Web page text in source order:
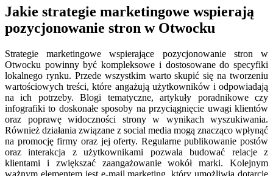
Jakie strategie marketingowe wspierają
pozycjonowanie stron w Otwocku
Strategie marketingowe wspierające pozycjonowanie stron w
Otwocku powinny być kompleksowe i dostosowane do specyfiki
lokalnego rynku. Przede wszystkim warto skupić się na tworzeniu
wartościowych treści, które angażują użytkowników i odpowiadają
na ich potrzeby. Blogi tematyczne, artykuły poradnikowe czy
infografiki to doskonałe sposoby na przyciągnięcie uwagi klientów
oraz poprawę widoczności strony w wynikach wyszukiwania.
Również działania związane z social media mogą znacząco wpłynąć
na promocję firmy oraz jej oferty. Regularne publikowanie postów
oraz interakcja z użytkownikami pozwala budować relacje z
klientami i zwiększać zaangażowanie wokół marki. Kolejnym
ważnym elementem jest e-mail marketing, który umożliwia dotarcie